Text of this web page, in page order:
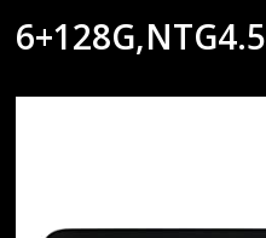
6+128G,NTG4.5